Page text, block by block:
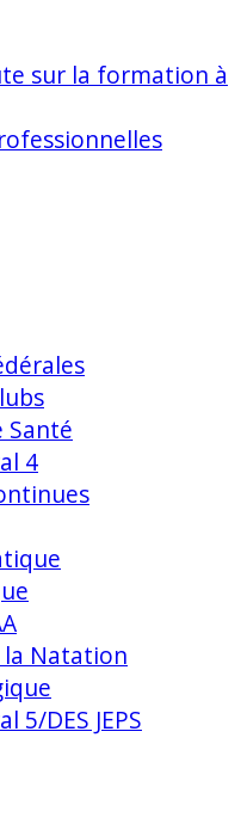
sur la formation à
Santé
4
la Natation
5/DES JEPS